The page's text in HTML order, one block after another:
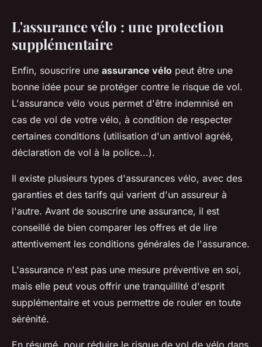
L'assurance vélo : une protection
supplémentaire
Enfin, souscrire une assurance vélo peut être une
bonne idée pour se protéger contre le risque de vol.
L'assurance vélo vous permet d'être indemnisé en
cas de vol de votre vélo, à condition de respecter
certaines conditions (utilisation d'un antivol agréé,
déclaration de vol à la police...).
Il existe plusieurs types d'assurances vélo, avec des
garanties et des tarifs qui varient d'un assureur à
l'autre. Avant de souscrire une assurance, il est
conseillé de bien comparer les offres et de lire
attentivement les conditions générales de l'assurance.
L'assurance n'est pas une mesure préventive en soi,
mais elle peut vous offrir une tranquillité d'esprit
supplémentaire et vous permettre de rouler en toute
sérénité.